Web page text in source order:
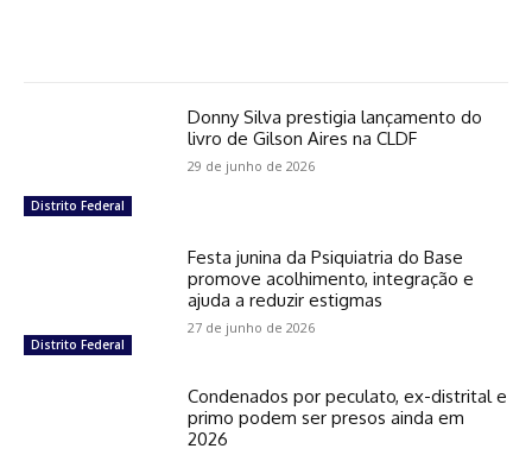
Distrito Federal
Donny Silva prestigia lançamento do
livro de Gilson Aires na CLDF
29 de junho de 2026
Distrito Federal
Festa junina da Psiquiatria do Base
promove acolhimento, integração e
ajuda a reduzir estigmas
27 de junho de 2026
Condenados por peculato, ex-distrital e
primo podem ser presos ainda em
2026